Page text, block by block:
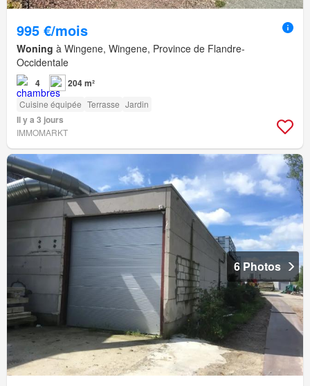
995 €/mois
Woning à Wingene, Wingene, Province de Flandre-
Occidentale
4 204 m²
Cuisine équipée Terrasse Jardin
Il y a 3 jours
IMMOMARKT
6 Photos